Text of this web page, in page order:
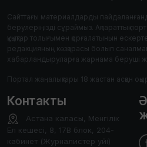
Сайттағы материалдарды
берулеріңізді сұраймыз. Ақпараттық
құқықтар толығымен қорғалатынын
редакцияның көзқарасы болып
хабарландыруларға жарнама беруші
Портал жаңалықтары 18 жастан асқан
Контакты
Астана каласы, Менгілік
Ел кешесі, 8, 17В блок, 204-
кабинет (Журналистер уйі)